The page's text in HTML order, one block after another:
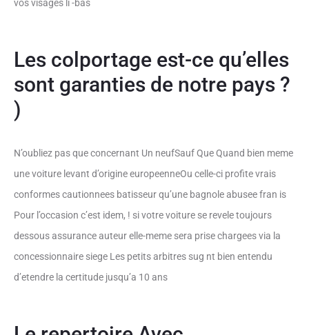
vos visages li -bas
Les colportage est-ce qu’elles
sont garanties de notre pays ?
)
N’oubliez pas que concernant Un neufSauf Que Quand bien meme
une voiture levant d’origine europeenneOu celle-ci profite vrais
conformes cautionnees batisseur qu’une bagnole abusee fran is
Pour l’occasion c’est idem, ! si votre voiture se revele toujours
dessous assurance auteur elle-meme sera prise chargees via la
concessionnaire siege Les petits arbitres sug nt bien entendu
d’etendre la certitude jusqu’a 10 ans